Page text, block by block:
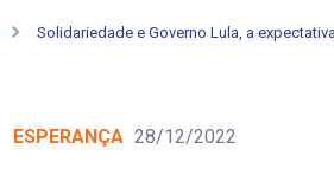
Solidariedade e Governo Lula, a
ESPERANÇA 28/12/2022